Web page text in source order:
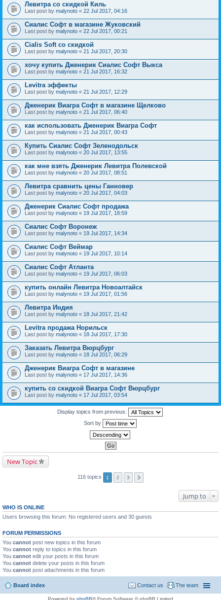
Левитра со скидкой Киль
Last post by malynoto « 22 Jul 2017, 04:16
Сиалис Софт в магазине Жуковский
Last post by malynoto « 22 Jul 2017, 00:21
Cialis Soft со скидкой
Last post by malynoto « 21 Jul 2017, 20:30
хочу купить Дженерик Сиалис Софт Выкса
Last post by malynoto « 21 Jul 2017, 16:32
Levitra эффекты
Last post by malynoto « 21 Jul 2017, 12:29
Дженерик Виагра Софт в магазине Щелково
Last post by malynoto « 21 Jul 2017, 06:40
как использовать Дженерик Виагра Софт
Last post by malynoto « 21 Jul 2017, 00:43
Купить Сиалис Софт Зеленодольск
Last post by malynoto « 20 Jul 2017, 13:55
как мне взять Дженерик Левитра Полевской
Last post by malynoto « 20 Jul 2017, 08:51
Левитра сравнить цены Ганновер
Last post by malynoto « 20 Jul 2017, 04:03
Дженерик Сиалис Софт продажа
Last post by malynoto « 19 Jul 2017, 18:59
Сиалис Софт Воронеж
Last post by malynoto « 19 Jul 2017, 14:34
Сиалис Софт Веймар
Last post by malynoto « 19 Jul 2017, 10:14
Сиалис Софт Атланта
Last post by malynoto « 19 Jul 2017, 06:03
купить онлайн Левитра Новоалтайск
Last post by malynoto « 19 Jul 2017, 01:56
Левитра Индия
Last post by malynoto « 18 Jul 2017, 21:42
Levitra продажа Норильск
Last post by malynoto « 18 Jul 2017, 17:30
Заказать Левитра Вюрцбург
Last post by malynoto « 18 Jul 2017, 06:29
Дженерик Виагра Софт в магазине
Last post by malynoto « 17 Jul 2017, 14:36
купить со скидкой Виагра Софт Вюрцбург
Last post by malynoto « 17 Jul 2017, 03:54
Display topics from previous:
Sort by
New Topic
116 topics 1 2 3
Jump to
WHO IS ONLINE
Users browsing this forum: No registered users and 30 guests
FORUM PERMISSIONS
You cannot post new topics in this forum
You cannot reply to topics in this forum
You cannot edit your posts in this forum
You cannot delete your posts in this forum
You cannot post attachments in this forum
Board index The team
Contact us
Powered by phpBB® Forum Software © phpBB Limited